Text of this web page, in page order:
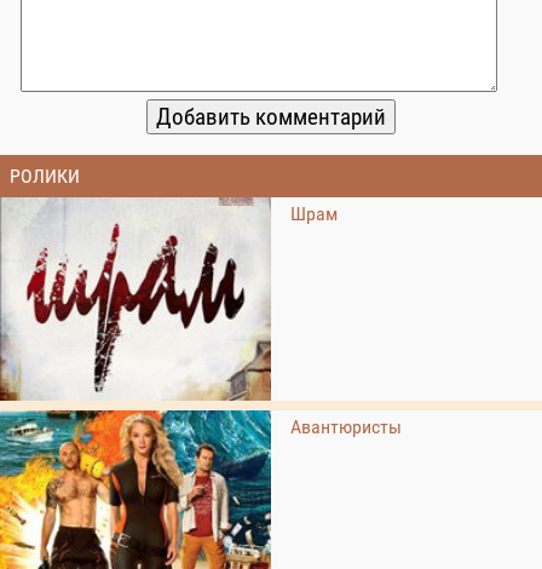
РОЛИКИ
Шрам
Авантюристы